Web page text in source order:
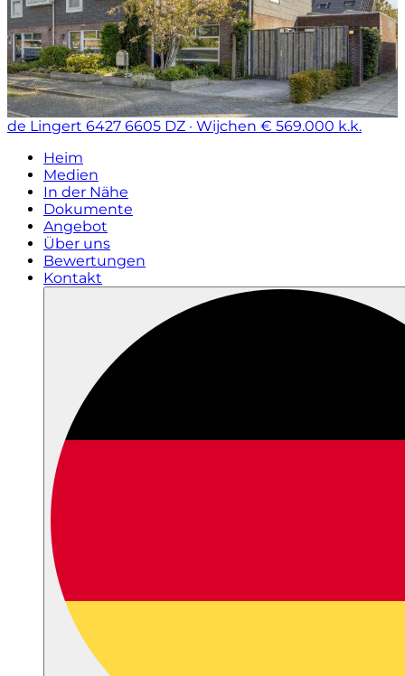
de Lingert 6427 6605 DZ · Wijchen € 569.000 k.k.
Heim
Medien
In der Nähe
Dokumente
Angebot
Über uns
Bewertungen
Kontakt